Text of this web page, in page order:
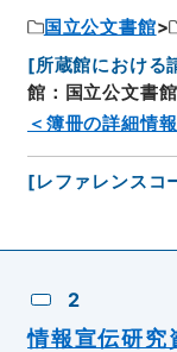
国立公文書館
[所蔵館における
館：国立公文書館
＜簿冊の詳細情
[レファレンスコ
2
情報宣伝研